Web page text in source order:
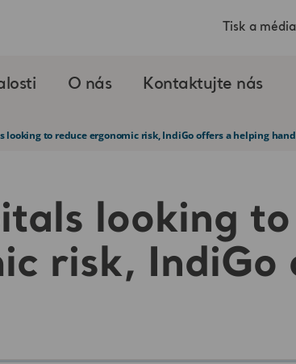
O nás Kontaktujte nás
Tisk a média
looking to reduce ergonomic risk, IndiGo offers a helping hand
looking
risk, IndiGo